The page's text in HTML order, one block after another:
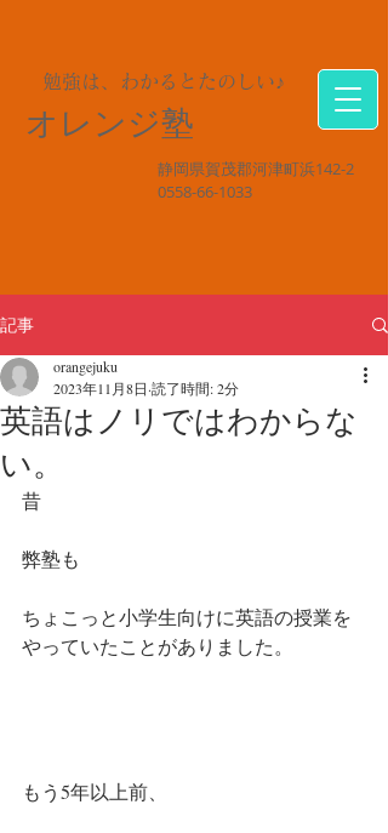
勉強は、わかるとたのしい♪
オレンジ塾
静岡県賀茂郡河津町浜142-2
0558-66-1033
記事
英語はノリではわからな
い。
orangejuku
2023年11月8日 読了時間: 2分
昔
弊塾も
ちょこっと小学生向けに英語の授業を
やっていたことがありました。
もう5年以上前、